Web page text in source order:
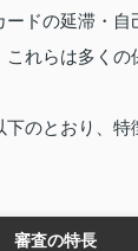
ドの延滞・
れらは多く
のとおり、
審査の特長